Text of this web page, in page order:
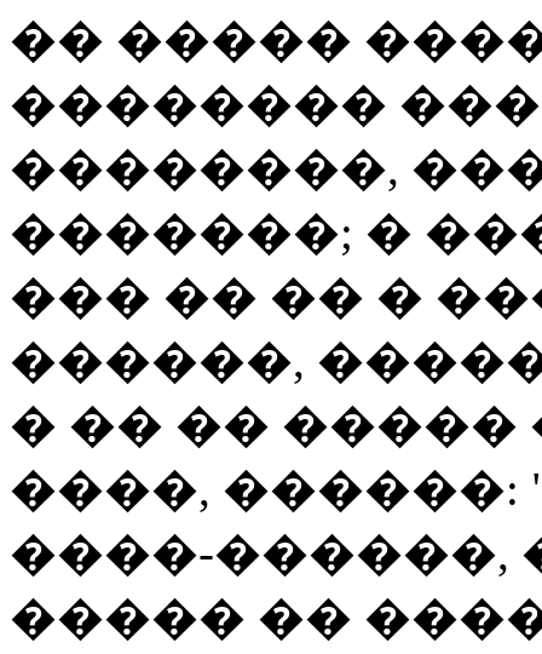
�� �����
��������
��������,
�������; �
��� �� �� �
������,
� �� �� �����
����, ������:
����-������,
����� ��